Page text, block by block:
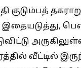
வீட்டில்